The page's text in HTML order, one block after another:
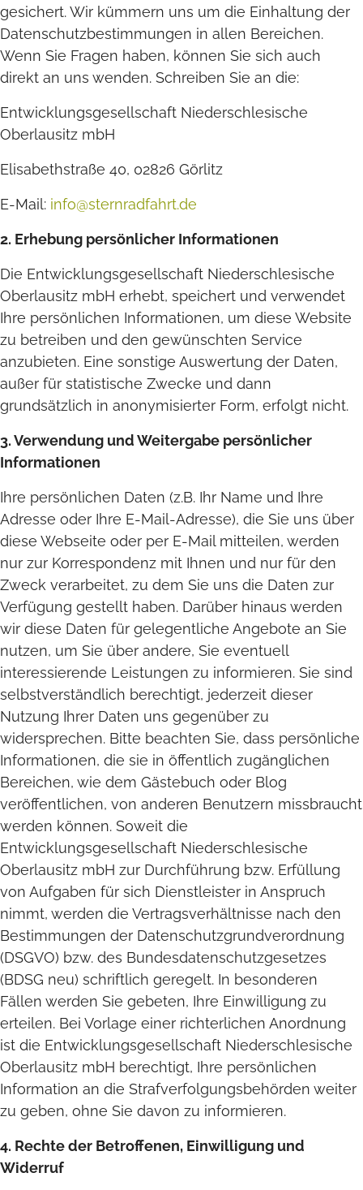
gesichert. Wir kümmern uns um die Einhaltung der
Datenschutzbestimmungen in allen Bereichen.
Wenn Sie Fragen haben, können Sie sich auch
direkt an uns wenden. Schreiben Sie an die:
Entwicklungsgesellschaft Niederschlesische
Oberlausitz mbH
Elisabethstraße 40, 02826 Görlitz
E-Mail: info@sternradfahrt.de
2. Erhebung persönlicher Informationen
Die Entwicklungsgesellschaft Niederschlesische
Oberlausitz mbH erhebt, speichert und verwendet
Ihre persönlichen Informationen, um diese Website
zu betreiben und den gewünschten Service
anzubieten. Eine sonstige Auswertung der Daten,
außer für statistische Zwecke und dann
grundsätzlich in anonymisierter Form, erfolgt nicht.
3. Verwendung und Weitergabe persönlicher
Informationen
Ihre persönlichen Daten (z.B. Ihr Name und Ihre
Adresse oder Ihre E-Mail-Adresse), die Sie uns über
diese Webseite oder per E-Mail mitteilen, werden
nur zur Korrespondenz mit Ihnen und nur für den
Zweck verarbeitet, zu dem Sie uns die Daten zur
Verfügung gestellt haben. Darüber hinaus werden
wir diese Daten für gelegentliche Angebote an Sie
nutzen, um Sie über andere, Sie eventuell
interessierende Leistungen zu informieren. Sie sind
selbstverständlich berechtigt, jederzeit dieser
Nutzung Ihrer Daten uns gegenüber zu
widersprechen. Bitte beachten Sie, dass persönliche
Informationen, die sie in öffentlich zugänglichen
Bereichen, wie dem Gästebuch oder Blog
veröffentlichen, von anderen Benutzern missbraucht
werden können. Soweit die
Entwicklungsgesellschaft Niederschlesische
Oberlausitz mbH zur Durchführung bzw. Erfüllung
von Aufgaben für sich Dienstleister in Anspruch
nimmt, werden die Vertragsverhältnisse nach den
Bestimmungen der Datenschutzgrundverordnung
(DSGVO) bzw. des Bundesdatenschutzgesetzes
(BDSG neu) schriftlich geregelt. In besonderen
Fällen werden Sie gebeten, Ihre Einwilligung zu
erteilen. Bei Vorlage einer richterlichen Anordnung
ist die Entwicklungsgesellschaft Niederschlesische
Oberlausitz mbH berechtigt, Ihre persönlichen
Information an die Strafverfolgungsbehörden weiter
zu geben, ohne Sie davon zu informieren.
4. Rechte der Betroffenen, Einwilligung und
Widerruf